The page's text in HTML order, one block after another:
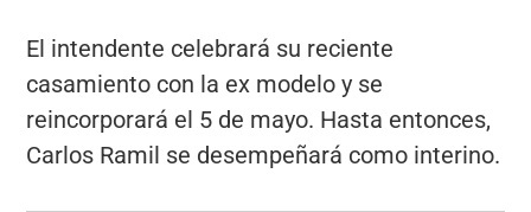
El intendente celebrará su reciente
casamiento con la ex modelo y se
reincorporará el 5 de mayo. Hasta entonces,
Carlos Ramil se desempeñará como interino.